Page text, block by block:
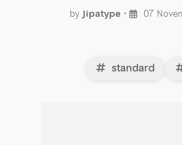
byJipatype • 07
standard